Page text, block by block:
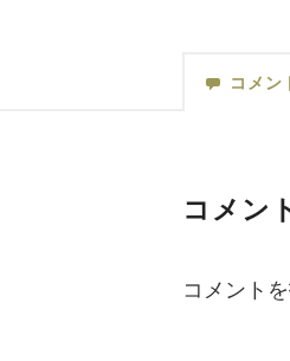
コメン
コメン
コメント